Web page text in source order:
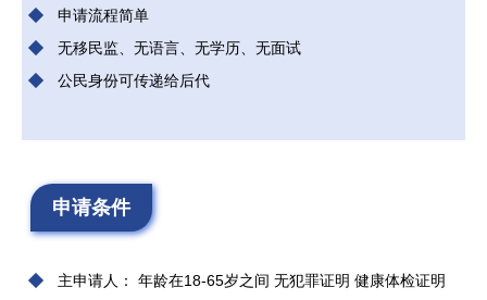
申请流程简单
无移民监、无语言、无学历、无面试
公民身份可传递给后代
申请条件
主申请人： 年龄在18-65岁之间 无犯罪证明 健康体检证明